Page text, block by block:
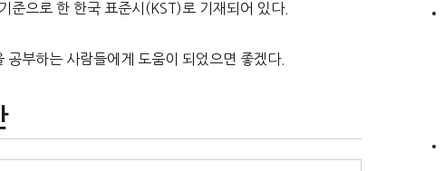
으로 한 한국 표준시(KST)로 기재되어 있다.
부하는 사람들에게 도움이 되었으면 좋겠다.